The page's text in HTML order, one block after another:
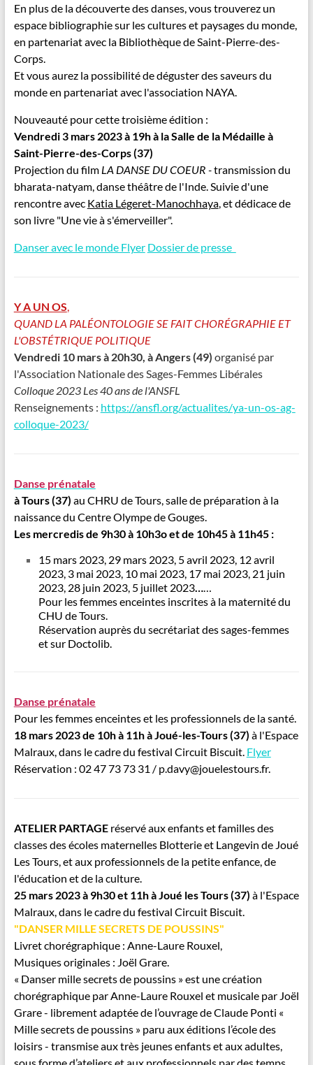
En plus de la découverte des danses, vous trouverez un
espace bibliographie sur les cultures et paysages du monde,
en partenariat avec la Bibliothèque de Saint-Pierre-des-
Corps.
Et vous aurez la possibilité de déguster des saveurs du
monde en partenariat avec l'association NAYA.
Nouveauté pour cette troisième édition :
Vendredi 3 mars 2023 à 19h à la Salle de la Médaille à
Saint-Pierre-des-Corps (37)
Projection du film LA DANSE DU COEUR -transmission du
bharata-natyam, danse théâtre de l'Inde. Suivie d'une
rencontre avec Katia Légeret-Manochhaya, et dédicace de
son livre "Une vie à s'émerveiller".
Danser avec le monde Flyer Dossier de presse
Y A UN OS,
QUAND LA PALÉONTOLOGIE SE FAIT CHORÉGRAPHIE ET
L'OBSTÉTRIQUE POLITIQUE
Vendredi 10 mars à 20h30, à Angers (49) organisé par
l'Association Nationale des Sages-Femmes Libérales
Colloque 2023 Les 40 ans de l'ANSFL
Renseignements : https://ansfl.org/actualites/ya-un-os-ag-
colloque-2023/
Danse prénatale
à Tours (37) au CHRU de Tours, salle de préparation à la
naissance du Centre Olympe de Gouges.
Les mercredisde 9h30 à 10h3o etde 10h45 à 11h45 :
15 mars 2023, 29 mars 2023, 5 avril 2023, 12 avril
2023, 3 mai 2023, 10 mai 2023, 17 mai 2023, 21 juin
2023, 28 juin 2023, 5 juillet 2023……
Pour les femmes enceintes inscrites à la maternité du
CHU de Tours.
Réservation auprès du secrétariat des sages-femmes
et sur Doctolib.
Danse prénatale
Pour les femmes enceintes et les professionnels de la santé.
18 mars 2023 de 10h à 11hà Joué-les-Tours (37) à l'Espace
Malraux, dans le cadre du festival Circuit Biscuit. Flyer
Réservation : 02 47 73 73 31 / p.davy@jouelestours.fr.
ATELIER PARTAGE réservé aux enfants et familles des
classes des écoles maternelles Blotterie et Langevin de Joué
Les Tours, et aux professionnels de la petite enfance, de
l'éducation et de la culture.
25 mars 2023 à 9h30 et 11h à Joué les Tours (37) à l'Espace
Malraux, dans le cadre du festival Circuit Biscuit.
"DANSER MILLE SECRETS DE POUSSINS"
Livret chorégraphique : Anne-Laure Rouxel,
Musiques originales : Joël Grare.
« Danser mille secrets de poussins » est une création
chorégraphique par Anne-Laure Rouxel et musicale par Joël
Grare - librement adaptée de l’ouvrage de Claude Ponti «
Mille secrets de poussins » paru aux éditions l’école des
loisirs - transmise aux très jeunes enfants et aux adultes,